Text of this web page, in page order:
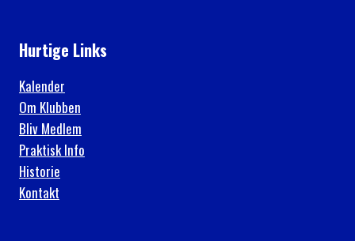
Hurtige Links
Kalender
Om Klubben
Bliv Medlem
Praktisk Info
Historie
Kontakt